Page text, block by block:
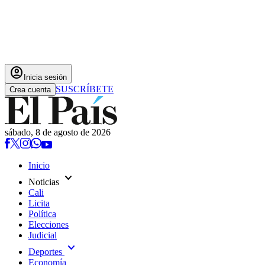
account_circle Inicia sesión
Crea cuenta SUSCRÍBETE
sábado, 8 de agosto de 2026
Inicio
Noticias expand_more
Cali
Licita
Política
Elecciones
Judicial
Deportes expand_more
Economía